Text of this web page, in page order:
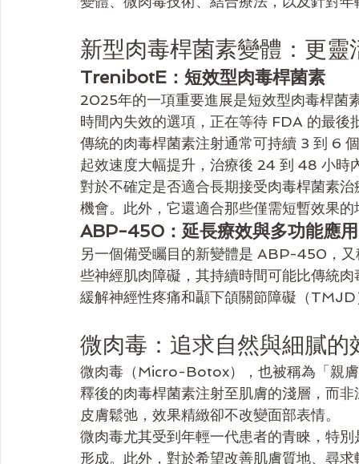
新型肉毒桿菌素變體：更靈
TrenibotE：短效型肉毒桿菌素
2025年的一項重要進展是短效型肉毒桿
時間內失效的選項，正在等待 FDA 的最後
傳統的肉毒桿菌素注射通常可持續 3 到 6
起效速度大幅提升，治療後 24 到 48 小時
對於不確定是否適合長期接受肉毒桿菌素
機會。此外，它還適合那些僅需短暫效果
ABP-450：延長療效與多功能應用
另一個備受矚目的新變體是 ABP-450，
些神經肌肉障礙，其持續時間可能比傳統
緩解神經性疼痛和顳下頜關節障礙（
微肉毒：追求自然與細膩的
微肉毒（Micro-Botox），也被稱為「親
釋後的肉毒桿菌素注射至肌膚的淺層，而
皮膚鬆弛，效果精緻卻不改變面部表情。
微肉毒尤其受到年輕一代患者的青睞，特
形成。此外，對於希望改善肌膚質地、尋